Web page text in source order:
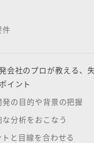
件
会社のプロが教える、
イント
発の目的や背景の把握
分析をおこなう
と目線を合わせる